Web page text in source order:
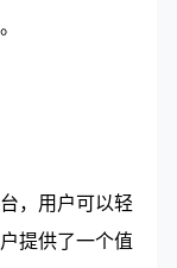
，用户可以轻
提供了一个值